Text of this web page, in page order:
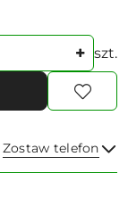
szt.
Zostaw telefon